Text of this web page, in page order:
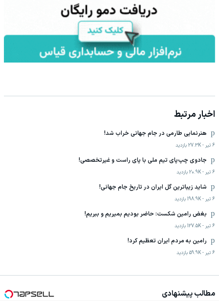
اخبار مرتبط
هنرنمایی طارمی در جام جهانی خراب شد!
6 تیر -
27.3K بازدید
جادوی چپ‌پای تیم ملی با پای راست و غیرتخصصی!
6 تیر -
20.9K بازدید
شاید زیباترین گل ایران در تاریخ جام جهانی!
6 تیر -
198.9K بازدید
بغض رامین شکست: حاضر بودیم بمیریم و ببریم!
6 تیر -
127.5K بازدید
رامین به مردم ایران تعظیم کرد!
6 تیر -
59.9K بازدید
مطالب پیشنهادی